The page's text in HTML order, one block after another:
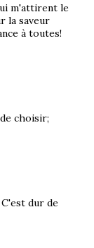
m'attirent le
la saveur
à toutes!
choisir;
dur de